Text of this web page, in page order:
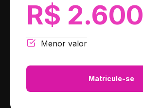
R$ 2.600
Menor valor
Matricule-se